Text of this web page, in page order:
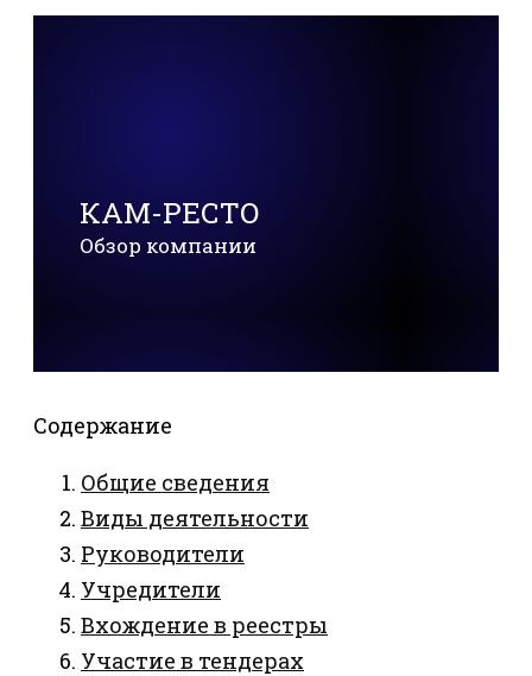
КАМ-РЕСТО
Обзор компании
Содержание
Общие сведения
Виды деятельности
Руководители
Учредители
Вхождение в реестры
Участие в тендерах